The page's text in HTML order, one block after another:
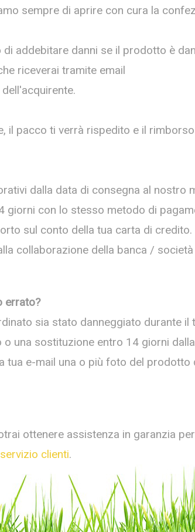
sempre di aprire con cura la
addebitare danni se il prodotto è
riceverai tramite email
il pacco ti verrà rispedito e il
dalla data di consegna al nostro
con lo stesso metodo di
sul conto della tua carta di
collaborazione della banca /
errato?
sia stato danneggiato durante
una sostituzione entro 14 giorni
tua e-mail una o più foto del
ottenere assistenza in garanzia
servizio clienti.